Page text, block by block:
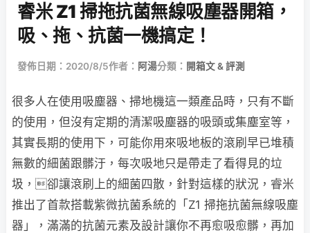
睿米 Z1 掃拖抗菌無線吸塵器開箱，
吸、拖、抗菌一機搞定！
發佈日期：2020/8/5作者： 阿湯分類： 開箱文 & 評測
很多人在使用吸塵器、掃地機這一類產品時，只有不斷
的使用，但沒有定期的清潔吸塵器的吸頭或集塵室等，
其實長期的使用下，可能你用來吸地板的滾刷早已堆積
無數的細菌跟髒汙，每次吸地只是帶走了看得見的垃
圾，卻讓滾刷上的細菌四散，針對這樣的狀況，睿米
推出了首款搭載紫微抗菌系統的「Z1 掃拖抗菌無線吸塵
器」，滿滿的抗菌元素及設計讓你不再愈吸愈髒，再加